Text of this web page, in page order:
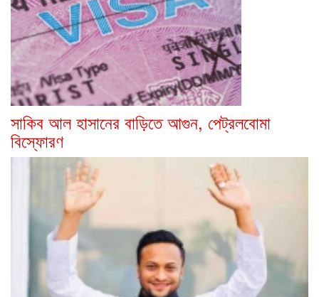
সাকিব আল হাসানের বাড়িতে আগুন, পেট্রলবোমা
বিস্ফোরণ